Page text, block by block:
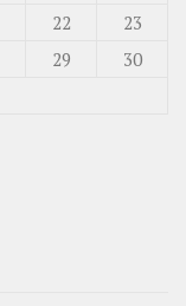
22
23
29
30